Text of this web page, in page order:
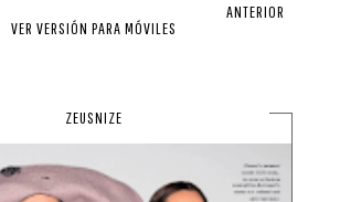
ANTERIOR
VER VERSIÓN PARA MÓVILES
ZEUSNIZE